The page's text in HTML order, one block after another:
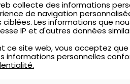
collecte des informations
de navigation
ciblées. Les informations que
IP et d'autres données
ce site web, vous acceptez
informations personnelles